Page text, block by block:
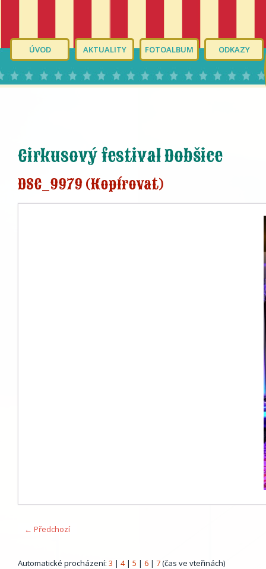
ÚVOD AKTUALITY FOTOALBUM ODKAZY
Cirkusový festival Dobšice
DSC_9979 (Kopírovat)
← Předchozí
Automatické procházení: 3 | 4| 5 | 6 | 7(čas ve vteřinách)